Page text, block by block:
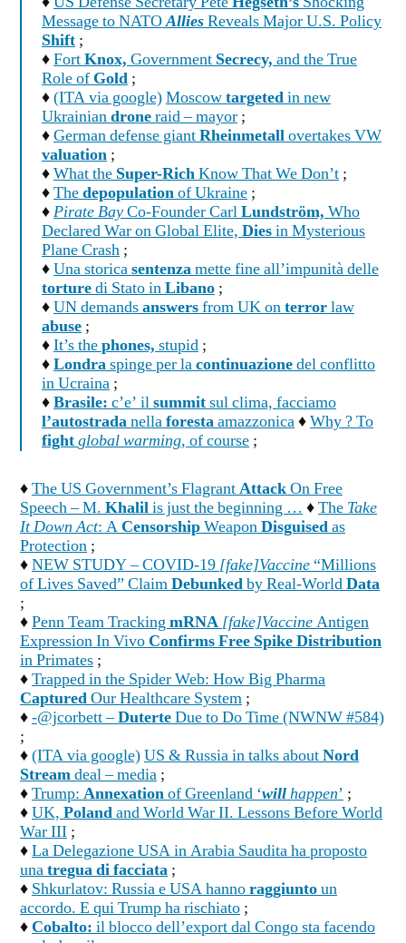
Message to NATOAlliesReveals Major U.S. Policy
Shift ;
♦FortKnox, Government Secrecy, and the True
Role of Gold ;
♦(ITA via google)Moscowtargetedin new
Ukrainiandroneraid – mayor ;
♦German defense giantRheinmetallovertakes VW
valuation ;
♦What the Super-RichKnow That We Don’t ;
♦Thedepopulationof Ukraine ;
♦Pirate BayCo-Founder CarlLundström, Who
Declared War on Global Elite, Diesin Mysterious
Plane Crash ;
♦Una storicasentenzamette fine all’impunità delle
torturedi Stato inLibano ;
♦UN demandsanswersfrom UK onterrorlaw
abuse ;
♦It’s thephones, stupid ;
♦Londraspinge per lacontinuazionedel conflitto
in Ucraina ;
♦Brasile: c’e’ ilsummitsul clima, facciamo
l’autostradanellaforestaamazzonica♦Why ? To
fightglobal warming, of course ;
♦The US Government’s FlagrantAttackOn Free
Speech – M. Khalilis just the beginning … ♦The Take
It Down Act: ACensorshipWeaponDisguisedas
Protection ;
♦NEW STUDY – COVID-19 [fake]Vaccine“Millions
of Lives Saved” ClaimDebunkedby Real-WorldData
;
♦Penn Team TrackingmRNA [fake]VaccineAntigen
Expression In VivoConfirms Free Spike Distribution
in Primates ;
♦Trapped in the Spider Web: How Big Pharma
CapturedOur Healthcare System ;
♦-@jcorbett –DuterteDue to Do Time (NWNW #584)
;
♦(ITA via google)US & Russia in talks aboutNord
Streamdeal – media ;
♦Trump: Annexationof Greenland ‘willhappen’ ;
♦UK, Polandand World War II. Lessons Before World
War III ;
♦La Delegazione USA in Arabia Saudita ha proposto
unatregua di facciata ;
♦ Shkurlatov: Russia e USA hannoraggiuntoun
accordo. E qui Trump ha rischiato ;
♦Cobalto: il blocco dell’export dal Congo sta facendo